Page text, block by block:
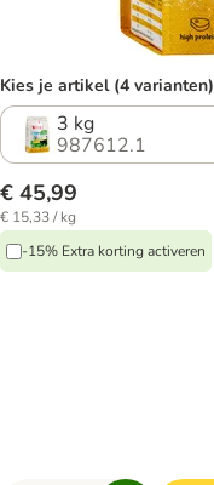
Kies je artikel (4 varianten)
3 kg
987612.1
€ 45,99
€ 15,33 / kg
-15% Extra korting activeren